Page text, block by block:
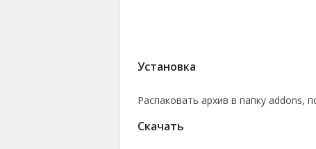
Установка
Распаковать архив в папку addons,
Скачать